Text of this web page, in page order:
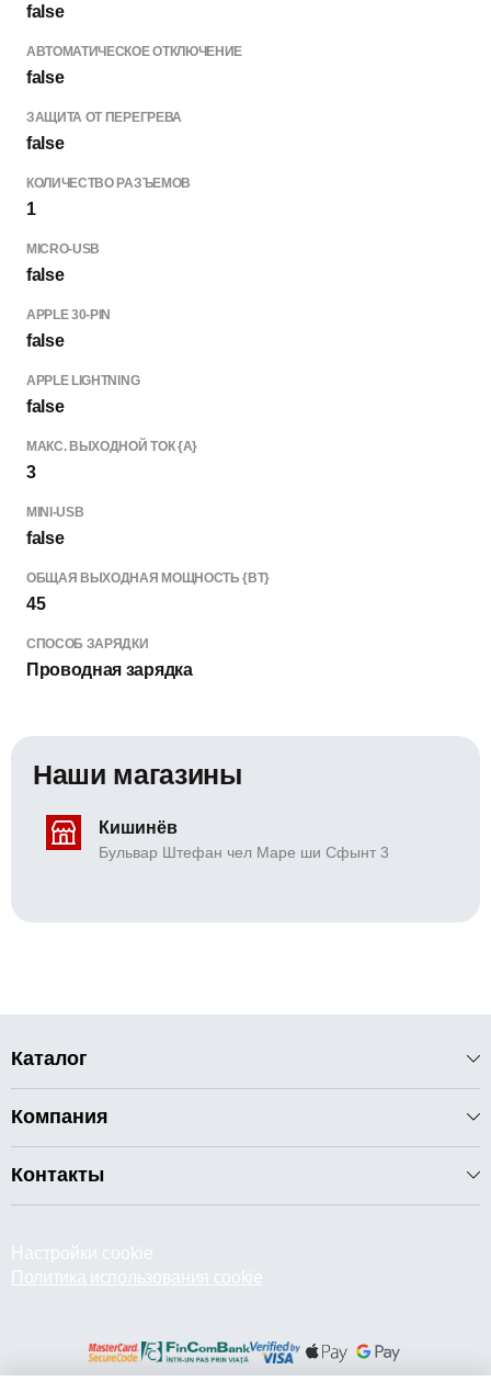
false
АВТОМАТИЧЕСКОЕ ОТКЛЮЧЕНИЕ
false
ЗАЩИТА ОТ ПЕРЕГРЕВА
false
КОЛИЧЕСТВО РАЗЪЕМОВ
1
MICRO-USB
false
APPLE 30-PIN
false
APPLE LIGHTNING
false
МАКС. ВЫХОДНОЙ ТОК {А}
3
MINI-USB
false
ОБЩАЯ ВЫХОДНАЯ МОЩНОСТЬ {ВТ}
45
СПОСОБ ЗАРЯДКИ
Проводная зарядка
Наши магазины
Кишинёв
Бульвар Штефан чел Маре ши Сфынт 3
Каталог
Компания
Контакты
Настройки cookie
Политика использования cookie